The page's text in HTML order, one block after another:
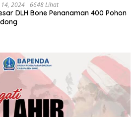
2024 6648 Lihat
DLH Bone Penanaman 400 Pohon